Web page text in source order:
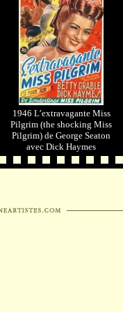
1946 L’extravagante Miss
Pilgrim (the shocking Miss
Pilgrim) de George Seaton
avec Dick Haymes